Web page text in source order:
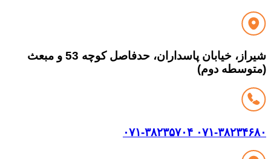
شیراز، خیابان پاسداران، حدفاصل کوچه 53 و مبعث
دوم)
۳۸۲۳۴۶۸۰ ۰۷۱-۳۸۲۳۵۷۰۴